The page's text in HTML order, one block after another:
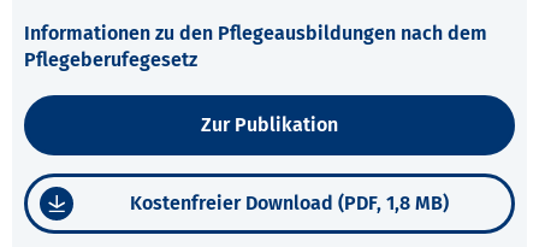
Informationen zu den Pflegeausbildungen nach dem
Pflegeberufegesetz
Zur Publikation
Kostenfreier Download (PDF, 1,8 MB)